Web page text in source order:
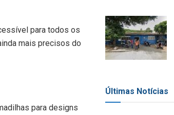
para todos os
mais precisos do
para designs
Últimas Notícias